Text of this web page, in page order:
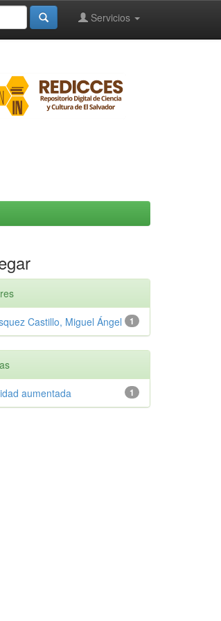
Servicios
1
Castillo, Miguel Ángel
1
aumentada